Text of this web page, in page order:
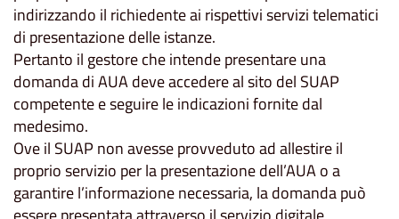
indirizzando il richiedente ai rispettivi servizi telematici
di presentazione delle istanze.
Pertanto il gestore che intende presentare una
domanda di AUA deve accedere al sito del SUAP
competente e seguire le indicazioni fornite dal
medesimo.
Ove il SUAP non avesse provveduto ad allestire il
proprio servizio per la presentazione dell’AUA o a
garantire l’informazione necessaria, la domanda può